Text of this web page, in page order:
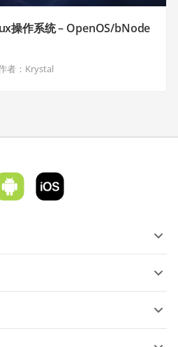
操作系统 – OpenOS/bNode
者：Krystal